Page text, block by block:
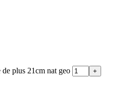
plus 21cm nat geo
+